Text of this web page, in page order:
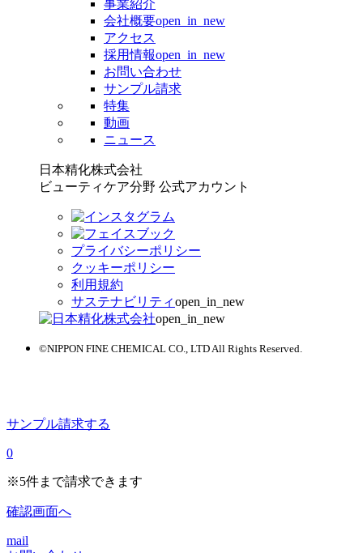
事業紹介
会社概要open_in_new
アクセス
採用情報open_in_new
お問い合わせ
サンプル請求
特集
動画
ニュース
日本精化株式会社
ビューティケア分野 公式アカウント
プライバシーポリシー
クッキーポリシー
利用規約
サステナビリティopen_in_new
open_in_new
©NIPPON FINE CHEMICAL CO., LTD All Rights Reserved.
サンプル請求する
0
※5件まで請求できます
確認画面へ
mail